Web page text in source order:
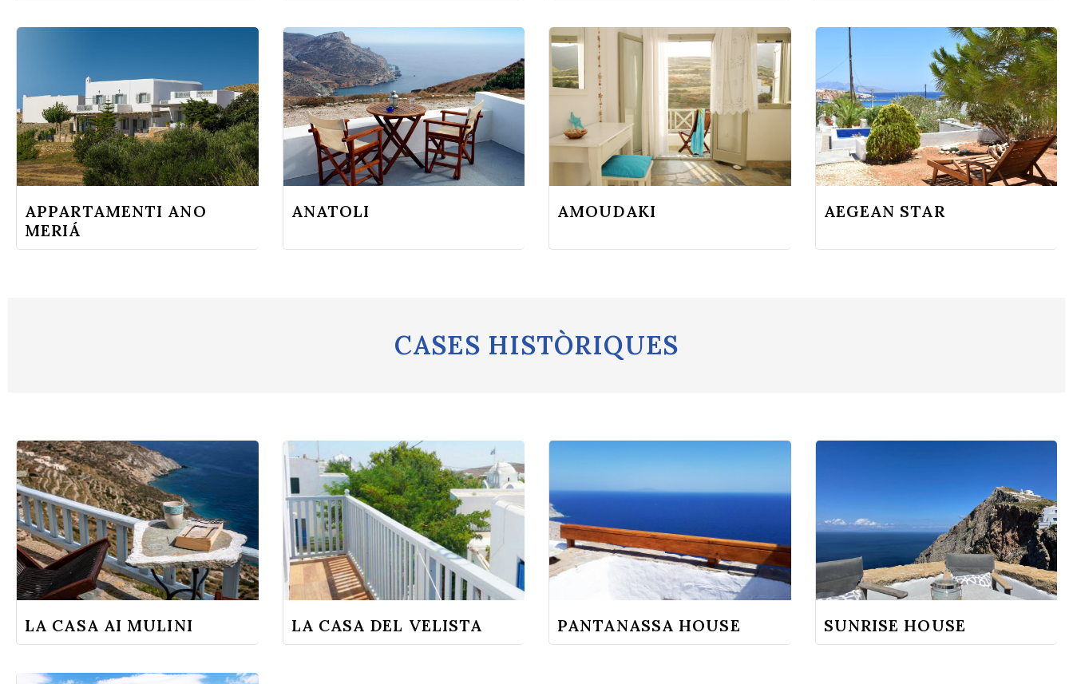
APPARTAMENTI ANO
MERIÁ
ANATOLI AMOUDAKI AEGEAN STAR
CASES HISTÒRIQUES
LA CASA AI MULINI LA CASA DEL VELISTA PANTANASSA HOUSE SUNRISE HOUSE